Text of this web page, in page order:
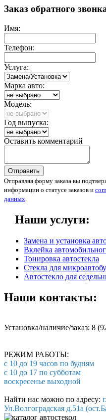
Заказ обратного
Имя:
Телефон:
Услуга:
Марка авто:
Модель:
Год выпуска:
Оставить комментарий
Отправить
Отправляя форму заказа вы
информации о статусе заказов и
данных
Наши услуги:
Замена и установка
Вклейка
Тонировка автостекла
Стекла для
Автостекло для
Наши контакты:
Установка/наличие/заказ: 8
РЕЖИМ РАБОТЫ:
с 10 до 19 часов по будням
с 10 до 17 по субботам
воскресенье выходной
Найти нас можно по адресу:
Ул.Волгоградская д.51а